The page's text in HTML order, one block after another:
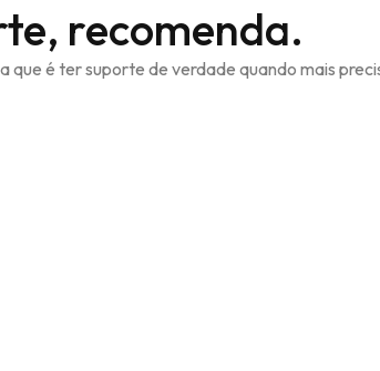
recomenda.
que é ter suporte de verdade quando mais